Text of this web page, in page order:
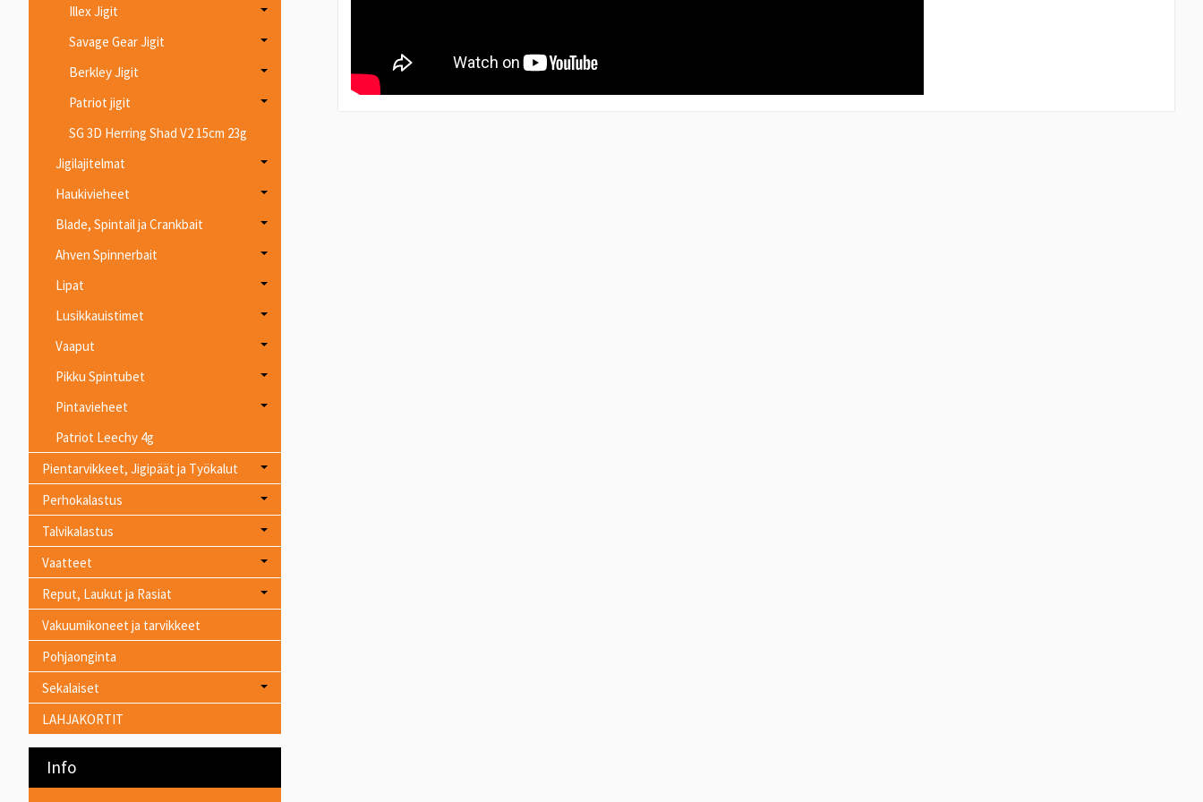
Illex Jigit
Savage Gear Jigit
Berkley Jigit
Patriot jigit
SG 3D Herring Shad V2 15cm 23g
Jigilajitelmat
Haukivieheet
Blade, Spintail ja Crankbait
Ahven Spinnerbait
Lipat
Lusikkauistimet
Vaaput
Pikku Spintubet
Pintavieheet
Patriot Leechy 4g
Pientarvikkeet, Jigipäät ja Työkalut
Perhokalastus
Talvikalastus
Vaatteet
Reput, Laukut ja Rasiat
Vakuumikoneet ja tarvikkeet
Pohjaonginta
Sekalaiset
LAHJAKORTIT
Info